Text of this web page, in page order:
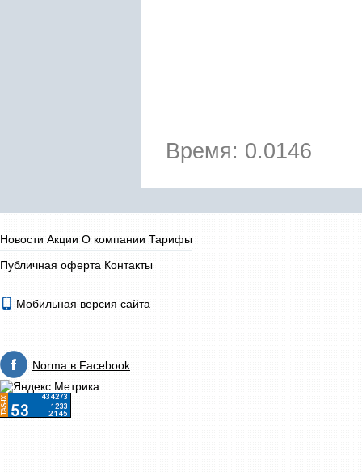
Время: 0.0146
Новости Акции О компании Тарифы
Публичная оферта Контакты
Мобильная версия сайта
Norma в Facebook